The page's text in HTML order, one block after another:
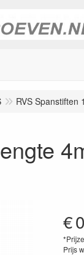
RVS Spanstiften
€
Prijs